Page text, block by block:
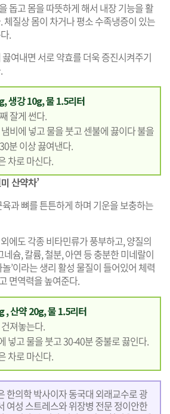
돕고 몸을 따뜻하게 해서 내장 기능을 활
체질상 몸이 차거나 평소 수족냉증이 있는
.
여내면 서로 약효를 더욱 증진시켜주기
생강 10g, 물 1.5리터
잘게 썬다.
비에 넣고 물을 붓고 센불에 끓이다 불을
분 이상 끓여낸다.
차로 마신다.
산약차’
과 뼈를 튼튼하게 하며 기운을 보충하는
에도 각종 비타민류가 풍부하고, 양질의
슘, 칼륨, 철분, 아연 등 충분한 미네랄이
’이라는 생리 활성 물질이 들어있어 체력
면역력을 높여준다.
, 산약 20g, 물 1.5리터
져놓는다.
넣고 물을 붓고 30-40분 중불로 끓인다.
차로 마신다.
한의학 박사이자 동국대 외래교수로 광
여성 스트레스와 위장병 전문 정이안한